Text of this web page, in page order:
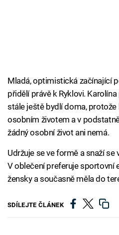
Mladá, optimistická začínající
přidělí právě k Ryklovi.
stále ještě bydlí doma,
osobním životem a v
žádný osobní život ani nemá.
Udržuje se ve formě a snaží
V oblečení preferuje sportovní
žensky a současně měla do
SDÍLEJTE ČLÁNEK